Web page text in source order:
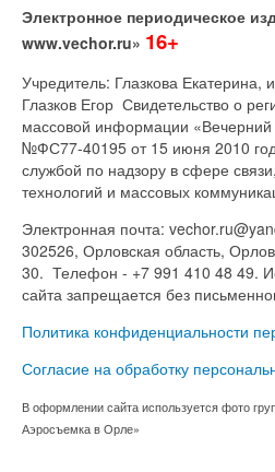
Электронное периодическое
www.vechor.ru» 16+
Учредитель: Глазкова Екатерина,
Глазков Егор Свидетельство о
массовой информации
№ФС77-40195 от 15 июня 2010
службой по надзору в сфере
технологий и массовых
Электронная почта:
302526, Орловская область,
30. Телефон - +7 991 410 48 49.
сайта запрещается без
Политика конфиденциальности
Согласие на обработку
В оформлении сайта используется фото
Аэросъемка в Орле»